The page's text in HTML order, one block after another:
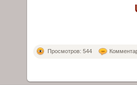
Просмотров: 544